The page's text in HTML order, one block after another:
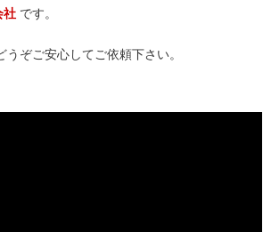
社 です。
うぞご安心してご依頼下さい。